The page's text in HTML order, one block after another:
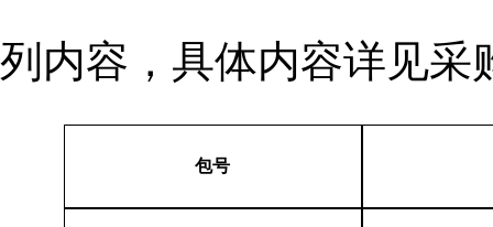
列内容，具体内容详见采
包号